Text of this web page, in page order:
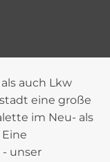
auch Lkw
eine große
im Neu- als
unser